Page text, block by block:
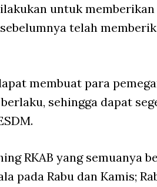
untuk
telah
membuat para
sehingga dapat
RKAB yang semuanya
pada Rabu dan Kamis;